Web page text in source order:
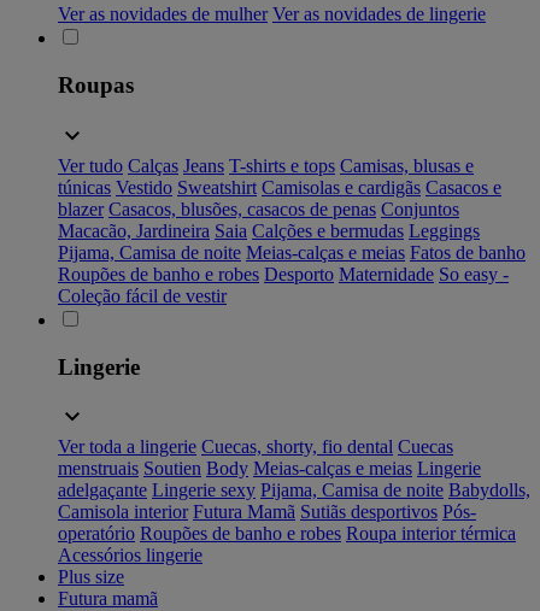
Ver as novidades de mulher Ver as novidades de lingerie
Roupas
Ver tudo Calças Jeans T-shirts e tops Camisas, blusas e
túnicas Vestido Sweatshirt Camisolas e cardigãs Casacos e
blazer Casacos, blusões, casacos de penas Conjuntos
Macacão, Jardineira Saia Calções e bermudas Leggings
Pijama, Camisa de noite Meias-calças e meias Fatos de banho
Roupões de banho e robes Desporto Maternidade So easy -
Coleção fácil de vestir
Lingerie
Ver toda a lingerie Cuecas, shorty, fio dental Cuecas
menstruais Soutien Body Meias-calças e meias Lingerie
adelgaçante Lingerie sexy Pijama, Camisa de noite Babydolls,
Camisola interior Futura Mamã Sutiãs desportivos Pós-
operatório Roupões de banho e robes Roupa interior térmica
Acessórios lingerie
Plus size
Futura mamã